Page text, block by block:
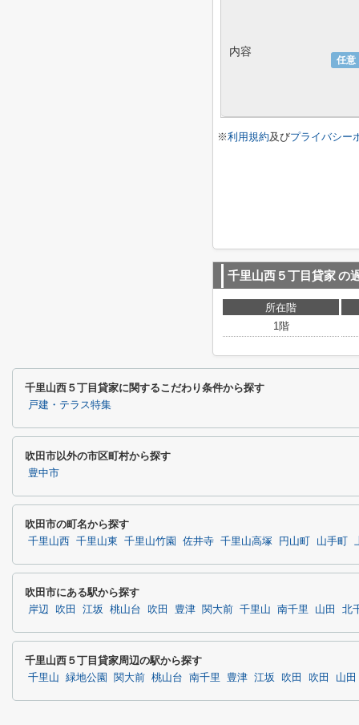
任意
内容
※利用規約及びプライバシー
千里山西５丁目貸家の
所在階
1階
千里山西５丁目貸家に関するこだわり条件から探す
戸建・テラス特集
吹田市以外の市区町村から探す
豊中市
吹田市の町名から探す
千里山西 千里山東 千里山竹園 佐井寺 千里山高塚 円山町 山手町
吹田市にある駅から探す
岸辺 吹田 江坂 桃山台 吹田 豊津 関大前 千里山 南千里 山田 北
千里山西５丁目貸家周辺の駅から探す
千里山 緑地公園 関大前 桃山台 南千里 豊津 江坂 吹田 吹田 山田